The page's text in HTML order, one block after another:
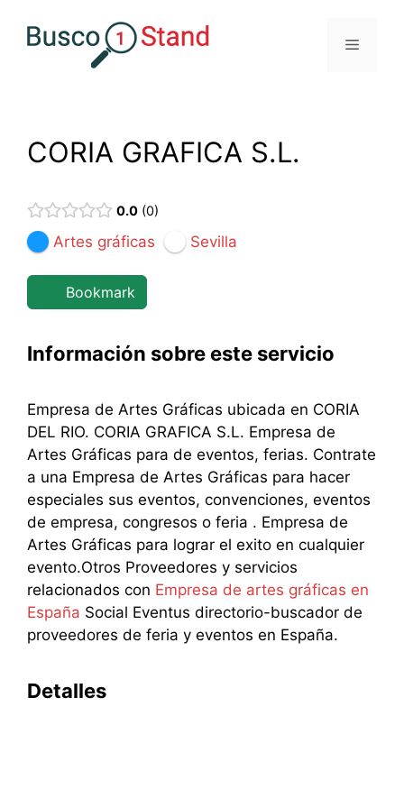
Menú
CORIA GRAFICA S.L.
0.0 0
Artes gráficas Sevilla
Bookmark
Información sobre este servicio
Empresa de Artes Gráficas ubicada en CORIA
DEL RIO. CORIA GRAFICA S.L. Empresa de
Artes Gráficas para de eventos, ferias. Contrate
a una Empresa de Artes Gráficas para hacer
especiales sus eventos, convenciones, eventos
de empresa, congresos o feria . Empresa de
Artes Gráficas para lograr el exito en cualquier
evento.Otros Proveedores y servicios
relacionados con Empresa de artes gráficas en
España Social Eventus directorio-buscador de
proveedores de feria y eventos en España.
Detalles